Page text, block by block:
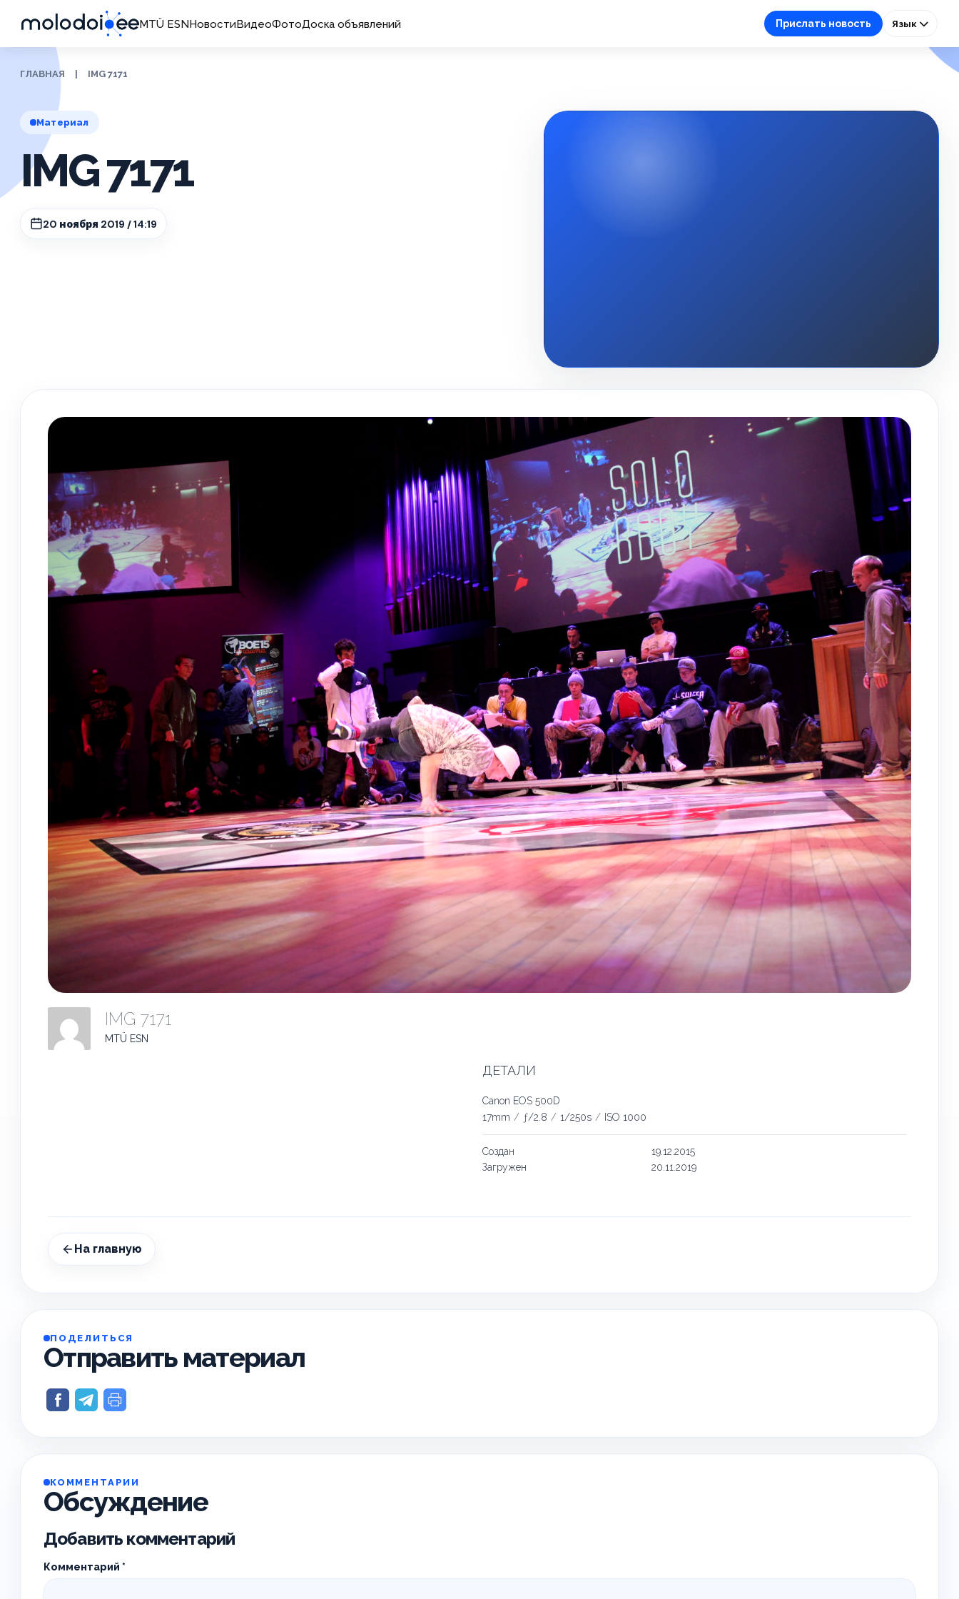
MTÜ ESNНовостиВидеоФотоДоска объявлений Прислать новость Язык
ГЛАВНАЯ IMG 7171
Материал
IMG 7171
20 ноября 2019 / 14:19
IMG 7171
MTÜ ESN
ДЕТАЛИ
Canon EOS 500D
17mm / ƒ/2.8 / 1/250s / ISO 1000
Создан
19.12.2015
Загружен
20.11.2019
На главную
ПОДЕЛИТЬСЯ
Отправить материал
КОММЕНТАРИИ
Обсуждение
Добавить комментарий
Комментарий *